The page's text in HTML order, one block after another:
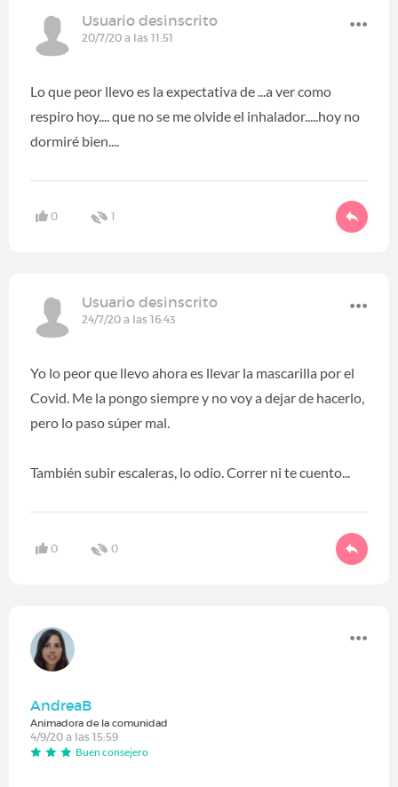
Usuario desinscrito
20/7/20 a las 11:51
Lo que peor llevo es la expectativa de ...a ver como
respiro hoy.... que no se me olvide el inhalador.....hoy no
dormiré bien....
0 1
Usuario desinscrito
24/7/20 a las 16:43
Yo lo peor que llevo ahora es llevar la mascarilla por el
Covid. Me la pongo siempre y no voy a dejar de hacerlo,
pero lo paso súper mal.
También subir escaleras, lo odio. Correr ni te cuento...
0 0
AndreaB
Animadora de la comunidad
4/9/20 a las 15:59
Buen consejero